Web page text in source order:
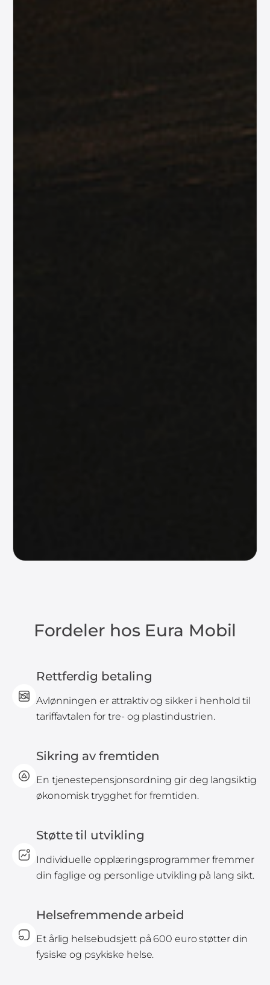
Fordeler hos Eura Mobil
Rettferdig betaling
Avlønningen er attraktiv og sikker i henhold til
tariffavtalen for tre- og plastindustrien.
Sikring av fremtiden
En tjenestepensjonsordning gir deg langsiktig
økonomisk trygghet for fremtiden.
Støtte til utvikling
Individuelle opplæringsprogrammer fremmer
din faglige og personlige utvikling på lang sikt.
Helsefremmende arbeid
Et årlig helsebudsjett på 600 euro støtter din
fysiske og psykiske helse.